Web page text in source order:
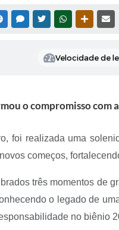
FACEBOOKMESSENGER
TWITTERWHATSAPPOUTRAS
Velocidade de
o compromisso com
foi realizada uma
começos,
três momentos de
o legado de
no biênio